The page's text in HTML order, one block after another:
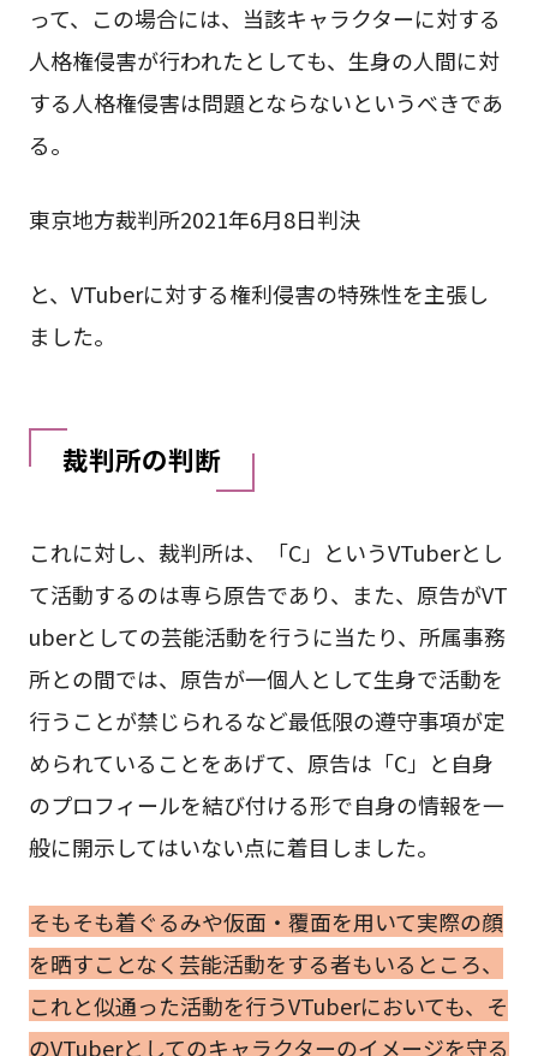
って、この場合には、当該キャラクターに対する
人格権侵害が行われたとしても、生身の人間に対
する人格権侵害は問題とならないというべきであ
る。
東京地方裁判所2021年6月8日判決
と、VTuberに対する権利侵害の特殊性を主張し
ました。
裁判所の判断
これに対し、裁判所は、「C」というVTuberとし
て活動するのは専ら原告であり、また、原告がVT
uberとしての芸能活動を行うに当たり、所属事務
所との間では、原告が一個人として生身で活動を
行うことが禁じられるなど最低限の遵守事項が定
められていることをあげて、原告は「C」と自身
のプロフィールを結び付ける形で自身の情報を一
般に開示してはいない点に着目しました。
そもそも着ぐるみや仮面・覆面を用いて実際の顔
を晒すことなく芸能活動をする者もいるところ、
これと似通った活動を行うVTuberにおいても、そ
のVTuberとしてのキャラクターのイメージを守る